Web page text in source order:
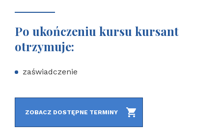
Po ukończeniu kursu kursant
otrzymuje:
zaświadczenie
ZOBACZ DOSTĘPNE TERMINY